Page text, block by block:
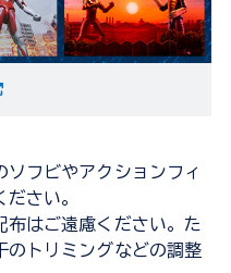
フビやアクションフィ
さい。
はご遠慮ください。た
のトリミングなどの調整